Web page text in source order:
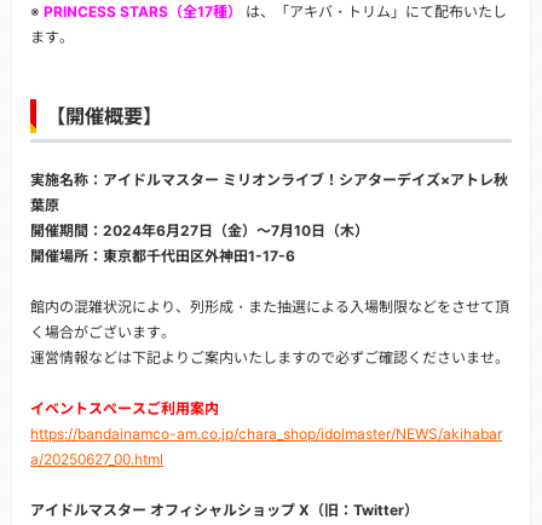
※ PRINCESS STARS（全17種）
は、「アキバ・トリム」にて配布いたし
ます。
【開催概要】
実施名称：アイドルマスター ミリオンライブ！シアターデイズ×アトレ秋
葉原
開催期間：2024年6月27日（金）～7月10日（木）
開催場所：東京都千代田区外神田1-17-6
館内の混雑状況により、列形成・また抽選による入場制限などをさせて頂
く場合がございます。
運営情報などは下記よりご案内いたしますので必ずご確認くださいませ。
イベントスぺースご利用案内
https://bandainamco-am.co.jp/chara_shop/idolmaster/NEWS/akihabar
a/20250627_00.html
アイドルマスター オフィシャルショップ X（旧：Twitter）